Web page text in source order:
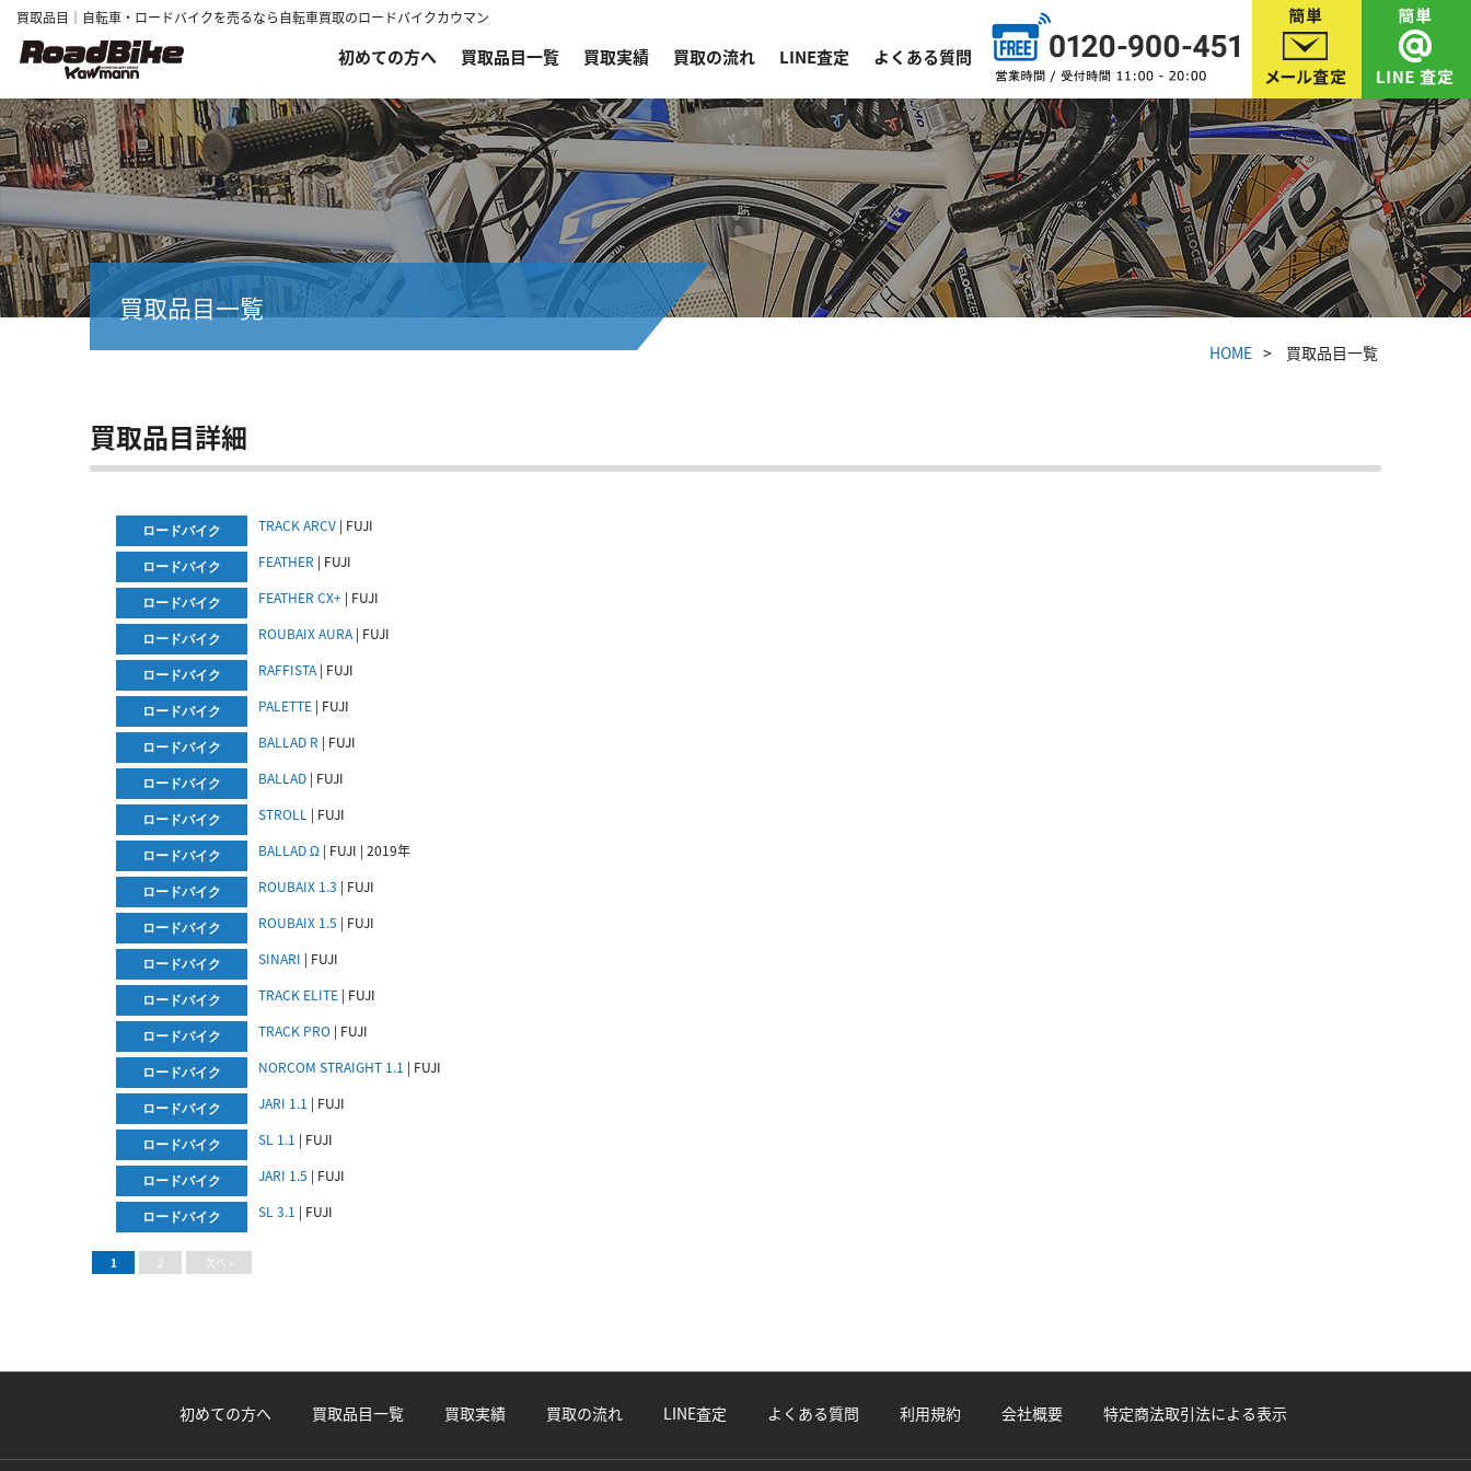
買取品目｜自転車・ロードバイクを売るなら自転車買取のロードバイクカウマン
初めての方へ 買取品目一覧 買取実績 買取の流れ LINE査定 よくある質問
買取品目一覧
HOME 買取品目一覧
買取品目詳細
ロードバイク TRACK ARCV| FUJI
ロードバイク FEATHER | FUJI
ロードバイク FEATHER CX+| FUJI
ロードバイク ROUBAIX AURA| FUJI
ロードバイク RAFFISTA| FUJI
ロードバイク PALETTE| FUJI
ロードバイク BALLAD R | FUJI
ロードバイク BALLAD| FUJI
ロードバイク STROLL| FUJI
ロードバイク BALLAD Ω| FUJI | 2019年
ロードバイク ROUBAIX 1.3 | FUJI
ロードバイク ROUBAIX 1.5 | FUJI
ロードバイク SINARI | FUJI
ロードバイク TRACK ELITE| FUJI
ロードバイク TRACK PRO| FUJI
ロードバイク NORCOM STRAIGHT 1.1 | FUJI
ロードバイク JARI 1.1 | FUJI
ロードバイク SL 1.1 | FUJI
ロードバイク JARI 1.5 | FUJI
ロードバイク SL 3.1 | FUJI
1 2 次へ »
初めての方へ 買取品目一覧 買取実績 買取の流れ LINE査定 よくある質問 利用規約 会社概要 特定商法取引法による表示